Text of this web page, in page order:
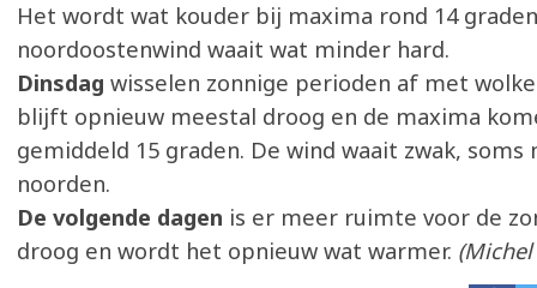
Het wordt wat kouder bij maxima rond 14
noordoostenwind waait wat minder hard.
Dinsdag wisselen zonnige perioden af met
blijft opnieuw meestal droog en de maxima
gemiddeld 15 graden. De wind waait zwak,
noorden.
De volgende dagen is er meer ruimte voor de
droog en wordt het opnieuw wat warmer.